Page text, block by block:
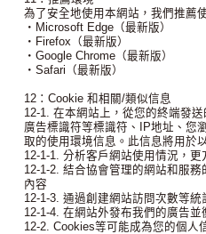
為了安全地使用本網站，我們推薦
・Microsoft Edge（最新版）
・Firefox（最新版）
・Google Chrome（最新版）
・Safari（最新版）
12：Cookie 和相關/類似信息
12-1. 在本網站上，從您的終端發
廣告標識符等標識符、IP地址、您
取的使用環境信息。此信息將用於
12-1-1. 分析客戶網站使用情況，更
12-1-2. 結合協會管理的網站和服
內容
12-1-3. 通過創建網站訪問次數等
12-1-4. 在網站外發布我們的廣告並
12-2. Cookies等可能成為您的個人